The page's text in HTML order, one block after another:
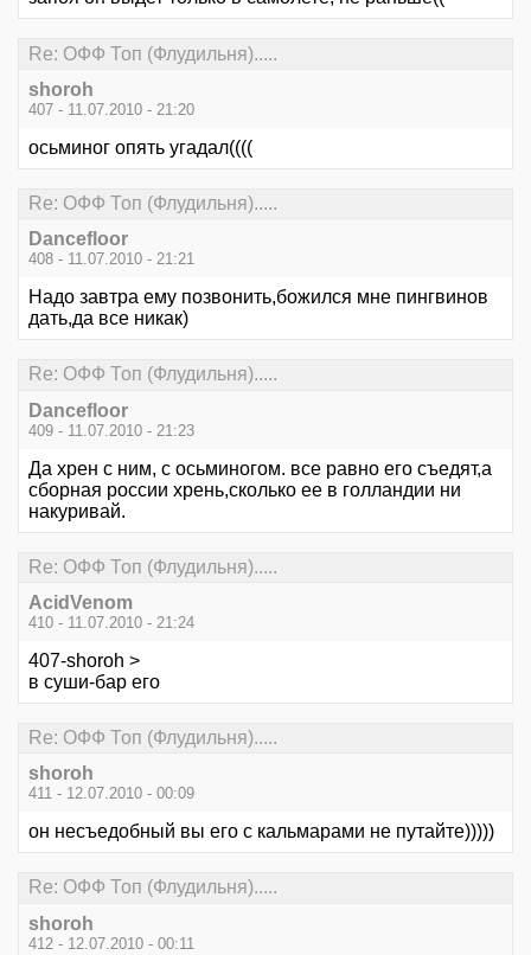
Re: ОФФ Топ (Флудильня).....
shoroh
407 - 11.07.2010 - 21:20
осьминог опять угадал((((
Re: ОФФ Топ (Флудильня).....
Dancefloor
408 - 11.07.2010 - 21:21
Надо завтра ему позвонить,божился мне пингвинов
дать,да все никак)
Re: ОФФ Топ (Флудильня).....
Dancefloor
409 - 11.07.2010 - 21:23
Да хрен с ним, с осьминогом. все равно его съедят,а
сборная россии хрень,сколько ее в голландии ни
накуривай.
Re: ОФФ Топ (Флудильня).....
AcidVenom
410 - 11.07.2010 - 21:24
407-shoroh >
в суши-бар его
Re: ОФФ Топ (Флудильня).....
shoroh
411 - 12.07.2010 - 00:09
он несъедобный вы его с кальмарами не путайте)))))
Re: ОФФ Топ (Флудильня).....
shoroh
412 - 12.07.2010 - 00:11